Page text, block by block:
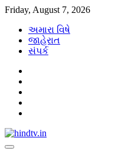
Skip
content
Friday, August 7, 2026
અમારા વિષે
જાહેરાત
સંપર્ક